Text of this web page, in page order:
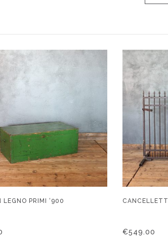
LEGNO PRIMI ‘900
€549.00